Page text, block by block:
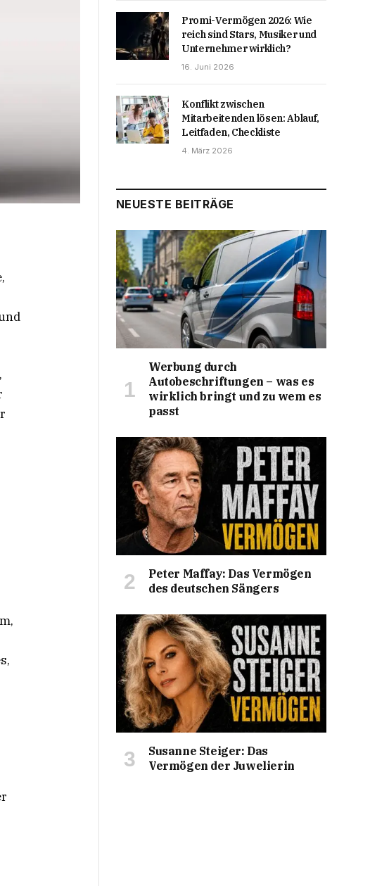
Promi-Vermögen 2026: Wie
reich sind Stars, Musiker und
Unternehmer wirklich?
16. Juni 2026
Konflikt zwischen
Mitarbeitenden lösen: Ablauf,
Leitfaden, Checkliste
4. März 2026
NEUESTE BEITRÄGE
Werbung durch
Autobeschriftungen – was es
wirklich bringt und zu wem es
passt
Peter Maffay: Das Vermögen
des deutschen Sängers
Susanne Steiger: Das
Vermögen der Juwelierin